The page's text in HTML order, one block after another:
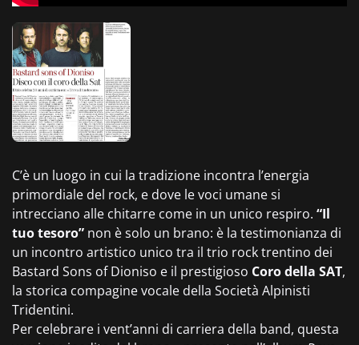
C’è un luogo in cui la tradizione incontra l’energia
primordiale del rock, e dove le voci umane si
intrecciano alle chitarre come in un unico respiro. “Il
tuo tesoro” non è solo un brano: è la testimonianza di
un incontro artistico unico tra il trio rock trentino dei
Bastard Sons of Dioniso e il prestigioso Coro della SAT,
la storica compagine vocale della Società Alpinisti
Tridentini.
Per celebrare i vent’anni di carriera della band, questa